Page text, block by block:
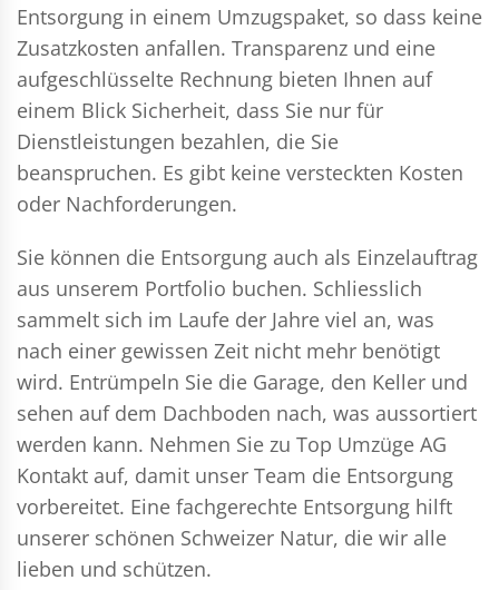
Entsorgung in einem Umzugspaket, so dass keine
Zusatzkosten anfallen. Transparenz und eine
aufgeschlüsselte Rechnung bieten Ihnen auf
einem Blick Sicherheit, dass Sie nur für
Dienstleistungen bezahlen, die Sie
beanspruchen. Es gibt keine versteckten Kosten
oder Nachforderungen.
Sie können die Entsorgung auch als Einzelauftrag
aus unserem Portfolio buchen. Schliesslich
sammelt sich im Laufe der Jahre viel an, was
nach einer gewissen Zeit nicht mehr benötigt
wird. Entrümpeln Sie die Garage, den Keller und
sehen auf dem Dachboden nach, was aussortiert
werden kann. Nehmen Sie zu Top Umzüge AG
Kontakt auf, damit unser Team die Entsorgung
vorbereitet. Eine fachgerechte Entsorgung hilft
unserer schönen Schweizer Natur, die wir alle
lieben und schützen.